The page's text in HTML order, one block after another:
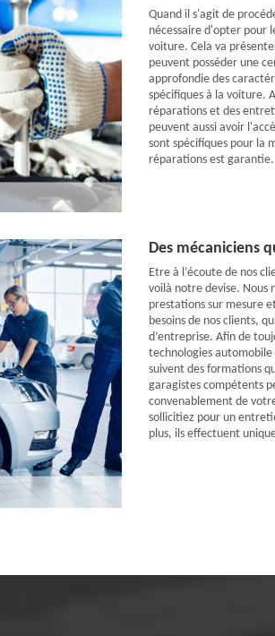
Quand il s'agit de
nécessaire d'opter pour
voiture. Cela va
peuvent posséder une
approfondie des
spécifiques à la voiture.
réparations et des
peuvent aussi avoir
sont spécifiques pour la
réparations est garantie.
Des mécaniciens
Etre à l’écoute de nos
voilà notre devise. Nous
prestations sur mesure
besoins de nos clients,
d’entreprise. Afin de
technologies
suivent des formations
garagistes compétents
convenablement de
sollicitiez pour un
plus, ils effectuent